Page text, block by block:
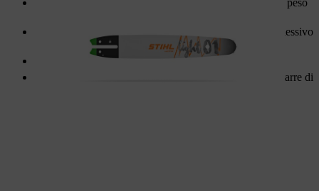
La grande piastra centrale incassata riduce il peso complessivo
senza influire sulla stabilità
Fino al 50% di durata in più rispetto a modelli analoghi
Il cuscinetto sigillato sulla punta del rocchetto rende le barre di